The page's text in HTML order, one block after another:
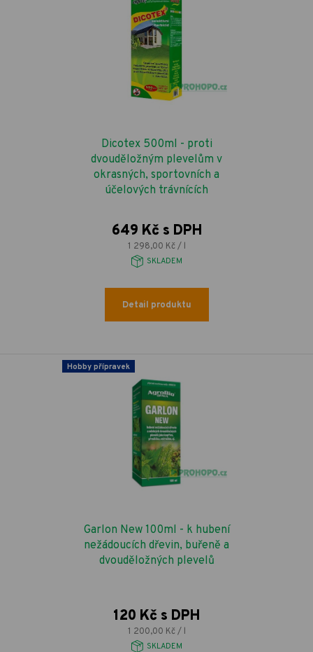
Dicotex 500ml - proti
dvouděložným plevelům v
okrasných, sportovních a
účelových trávnících
649 Kč s DPH
1 298,00 Kč / l
SKLADEM
Detail produktu
Hobby přípravek
Garlon New 100ml - k hubení
nežádoucích dřevin, buřeně a
dvouděložných plevelů
120 Kč s DPH
1 200,00 Kč / l
SKLADEM